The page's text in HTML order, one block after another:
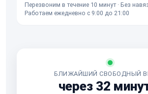
Перезвоним в течение 10 минут · Без
Работаем ежедневно с 9:00 до 21:00
БЛИЖАЙШИЙ СВОБОДНЫЙ
через 32